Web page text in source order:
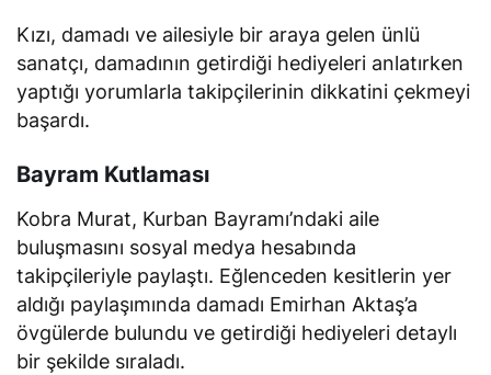
Kızı, damadı ve ailesiyle bir araya gelen ünlü
sanatçı, damadının getirdiği hediyeleri anlatırken
yaptığı yorumlarla takipçilerinin dikkatini çekmeyi
başardı.
Bayram Kutlaması
Kobra Murat, Kurban Bayramı’ndaki aile
buluşmasını sosyal medya hesabında
takipçileriyle paylaştı. Eğlenceden kesitlerin yer
aldığı paylaşımında damadı Emirhan Aktaş’a
övgülerde bulundu ve getirdiği hediyeleri detaylı
bir şekilde sıraladı.